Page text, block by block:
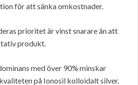
för att sänka omkostnader.
prioritet är vinst snarare än att
produkt.
med över 90% minskar
på Ionosil kolloidalt silver.